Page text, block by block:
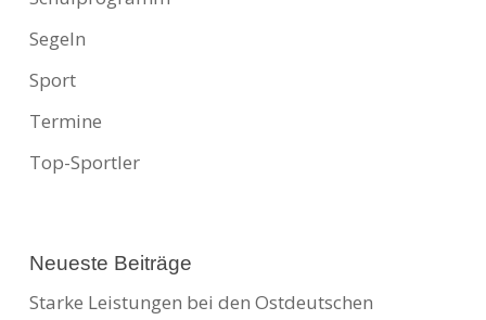
Segeln
Sport
Termine
Top-Sportler
Neueste Beiträge
Starke Leistungen bei den Ostdeutschen